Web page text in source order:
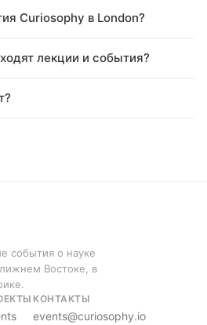
Curiosophy в London?
лекции и события?
события о науке
Востоке, в
КОНТАКТЫ
events@curiosophy.io